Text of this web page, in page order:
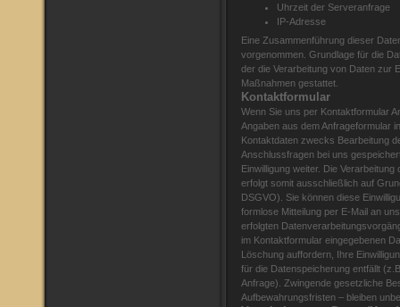
Uhrzeit der Serveranfrage
IP-Adresse
Eine Zusammenführung dieser
vorgenommen. Grundlage für die
der die Verarbeitung von Daten zur
Maßnahmen gestattet.
Kontaktformular
Wenn Sie uns per Kontaktformular
Angaben aus dem Anfrageformular
Kontaktdaten zwecks Bearbeitung
Anschlussfragen bei uns
Einwilligung weiter. Die
erfolgt somit ausschließlich auf
DSGVO). Sie können diese
formlose Mitteilung per E-Mail an
erfolgten
im Kontaktformular eingegebenen
Löschung auffordern, Ihre
für die Datenspeicherung entfällt
Anfrage). Zwingende gesetzliche
Aufbewahrungsfristen – bleiben